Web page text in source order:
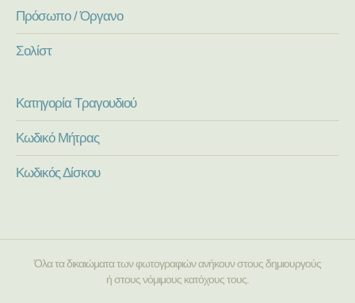
Πρόσωπο / Όργανο
Σολίστ
Κατηγορία Τραγουδιού
Κωδικό Μήτρας
Κωδικός Δίσκου
Όλα τα δικαιώματα των φωτογραφιών ανήκουν στους δημιουργούς
ή στους νόμιμους κατόχους τους.